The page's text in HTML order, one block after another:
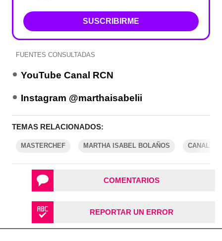
SUSCRIBIRME
FUENTES CONSULTADAS
YouTube Canal RCN
Instagram @marthaisabelii
TEMAS RELACIONADOS:
MASTERCHEF MARTHA ISABEL BOLAÑOS CANAL
COMENTARIOS
REPORTAR UN ERROR